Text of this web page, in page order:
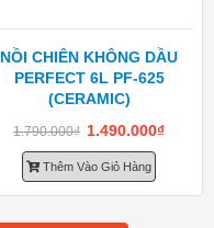
NỒI CHIÊN KHÔNG DẦU
PERFECT 6L PF-625
(CERAMIC)
1.790.000₫ 1.490.000₫
Thêm Vào Giỏ Hàng